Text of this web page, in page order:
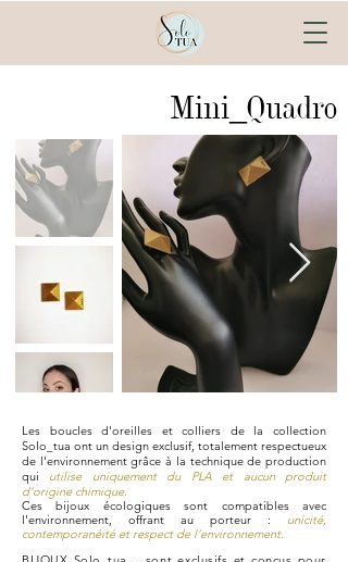
Mini_Quadro
Les boucles d'oreilles et colliers de la collection
Solo_tua ont un design exclusif, totalement respectueux
de l'environnement grâce à la technique de production
qui
utilise uniquement du PLA et aucun produit
d'origine chimique.
Ces bijoux écologiques sont compatibles avec
l'environnement, offrant au porteur :
unicité,
contemporanéité et respect de l'environnement.